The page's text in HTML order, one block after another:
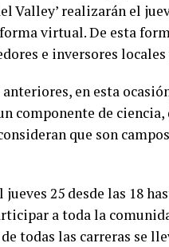
Valley’ realizarán el
virtual. De esta
e inversores
en esta
componente de
que son
25 desde las 18
a toda la
todas las carreras se